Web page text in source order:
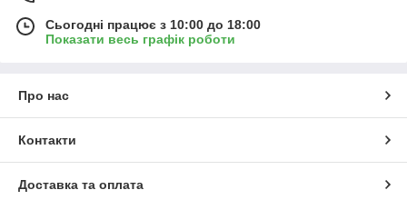
Сьогодні працює з 10:00 до 18:00
Показати весь графік роботи
Про нас
Контакти
Доставка та оплата